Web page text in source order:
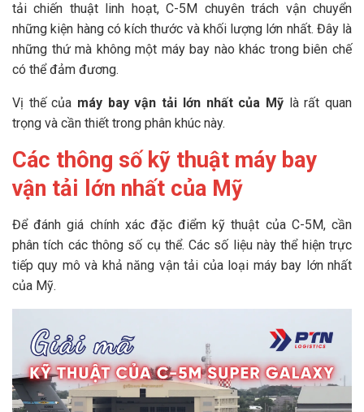
tải chiến thuật linh hoạt, C-5M chuyên trách vận chuyển
những kiện hàng có kích thước và khối lượng lớn nhất. Đây là
những thứ mà không một máy bay nào khác trong biên chế
có thể đảm đương.
Vị thế của máy bay vận tải lớn nhất của Mỹlà rất quan
trọng và cần thiết trong phân khúc này.
Các thông số kỹ thuật máy bay
vận tải lớn nhất của Mỹ
Để đánh giá chính xác đặc điểm kỹ thuật của C-5M, cần
phân tích các thông số cụ thể. Các số liệu này thể hiện trực
tiếp quy mô và khả năng vận tải của loại máy bay lớn nhất
của Mỹ.